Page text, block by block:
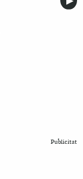
Publicitat